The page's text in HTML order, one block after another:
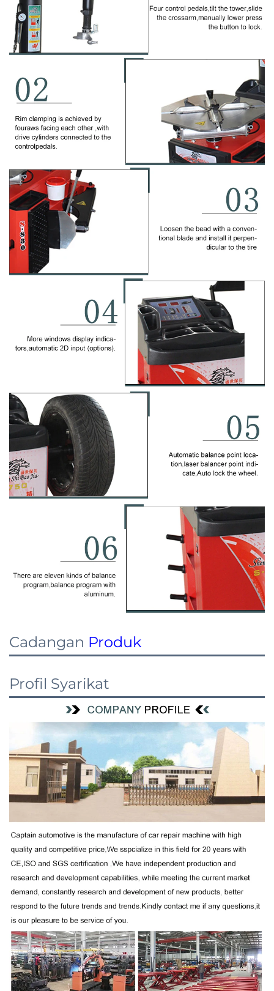
Cadangan Produk
Profil Syarikat